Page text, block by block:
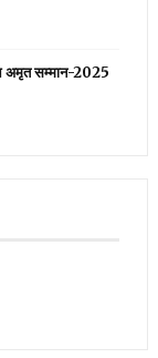
अमृत सम्मान-2025